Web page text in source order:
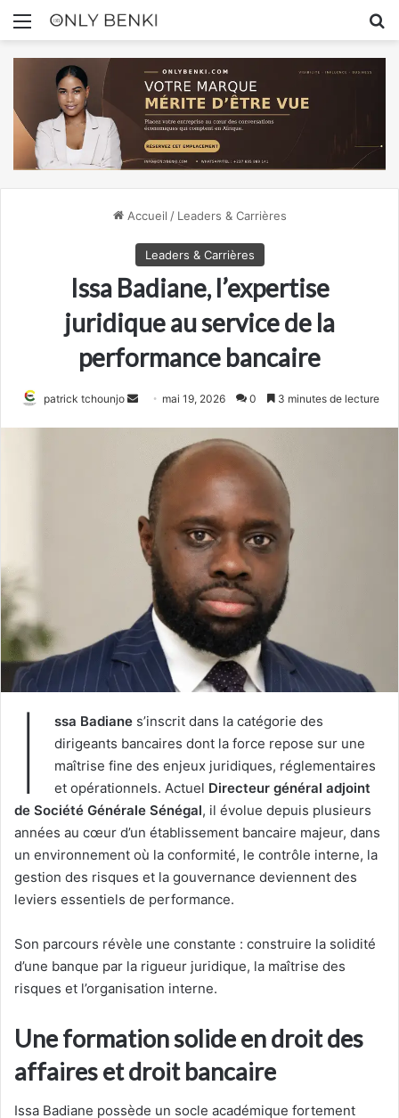
Menu
Accueil / Leaders & Carrières
Leaders & Carrières
Issa Badiane, l’expertise
juridique au service de la
performance bancaire
patrick tchounjo
Envoyermai 19, 2026 0 3 minutes de lecture
I ssa Badianes’inscrit dans la catégorie des
dirigeants bancaires dont la force repose sur une
maîtrise fine des enjeux juridiques, réglementaires
et opérationnels. Actuel Directeur général adjoint
de Société Générale Sénégal, il évolue depuis plusieurs
années au cœur d’un établissement bancaire majeur, dans
un environnement où la conformité, le contrôle interne, la
gestion des risques et la gouvernance deviennent des
leviers essentiels de performance.
Son parcours révèle une constante : construire la solidité
d’une banque par la rigueur juridique, la maîtrise des
risques et l’organisation interne.
Une formation solide en droit des
affaires et droit bancaire
Issa Badiane possède un socle académique fortement